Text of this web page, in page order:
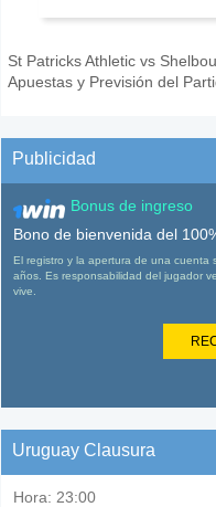
St Patricks Athletic vs
Apuestas y Previsión del
Publicidad
Bonus de ingreso
Bono de bienvenida del
El registro y la apertura de una cuenta
años. Es responsabilidad del jugador
vive.
Uruguay Clausura
Hora: 23:00